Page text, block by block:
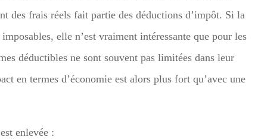
des frais réels fait partie des déductions d’impôt. Si la
elle n’est vraiment intéressante que pour les
déductibles ne sont souvent pas limitées dans leur
en termes d’économie est alors plus fort qu’avec une
enlevée :